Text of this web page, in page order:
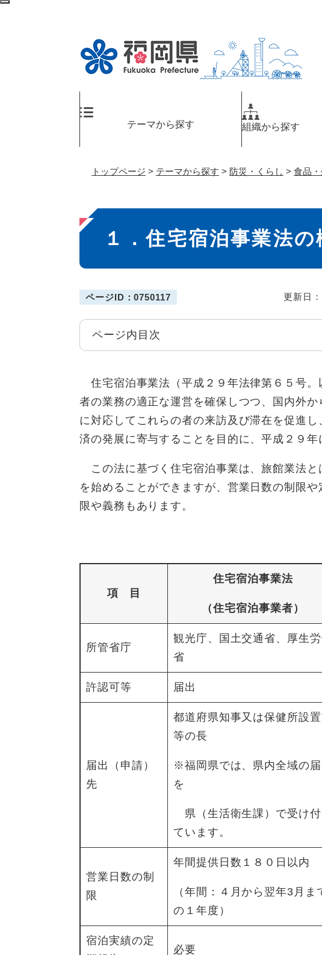
ペ
テーマから探す 組織から探す
トップページ > テーマから探す > 防災・くらし > 食品
本
文
１．住宅宿泊事業法の
ページID：0750117 更新日
ページ内目次
住宅宿泊事業法（平成２９年法律第６５号
者の業務の適正な運営を確保しつつ、国内外
に対応してこれらの者の来訪及び滞在を促進
済の発展に寄与することを目的に、平成２９年
この法に基づく住宅宿泊事業は、旅館業法
を始めることができますが、営業日数の制限
限や義務もあります。
項 目
住宅宿泊事業法
（住宅宿泊事業者）
所管省庁
観光庁、国土交通省、厚生
省
許認可等 届出
届出（申請）
先
都道府県知事又は保健所設
等の長
※福岡県では、県内全域の届
を
県（生活衛生課）で受け
ています。
営業日数の制
限
年間提供日数１８０日以内
（年間：４月から翌年3月ま
の１年度）
宿泊実績の定
必要